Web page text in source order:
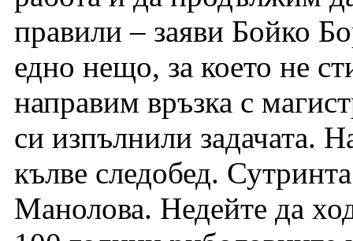
правили – заяви Бойко
едно нещо, за което не
направим връзка с
си изпълнили задачата.
кълве следобед.
Манолова. Недейте да